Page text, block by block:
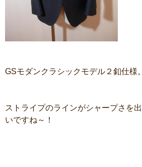
GSモダンクラシックモデル２釦仕様。
ストライプのラインがシャープさを
いですね～！